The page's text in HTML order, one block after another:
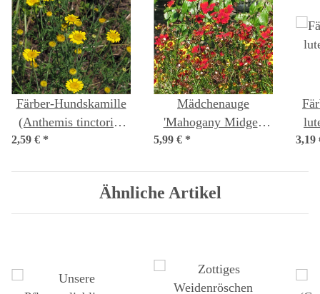
Färber-Hundskamille
(Anthemis tinctoria)
2,59 € *
Mädchenauge
'Mahogany Midget'
(Coreopsis tinctoria)
5,99 € * 3,19
Ähnliche Artikel